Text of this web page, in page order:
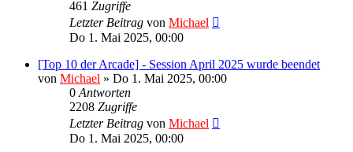
461 Zugriffe
Letzter Beitrag von Michael
Do 1. Mai 2025, 00:00
[Top 10 der Arcade] - Session April 2025 wurde beendet
von Michael » Do 1. Mai 2025, 00:00
0 Antworten
2208 Zugriffe
Letzter Beitrag von Michael
Do 1. Mai 2025, 00:00